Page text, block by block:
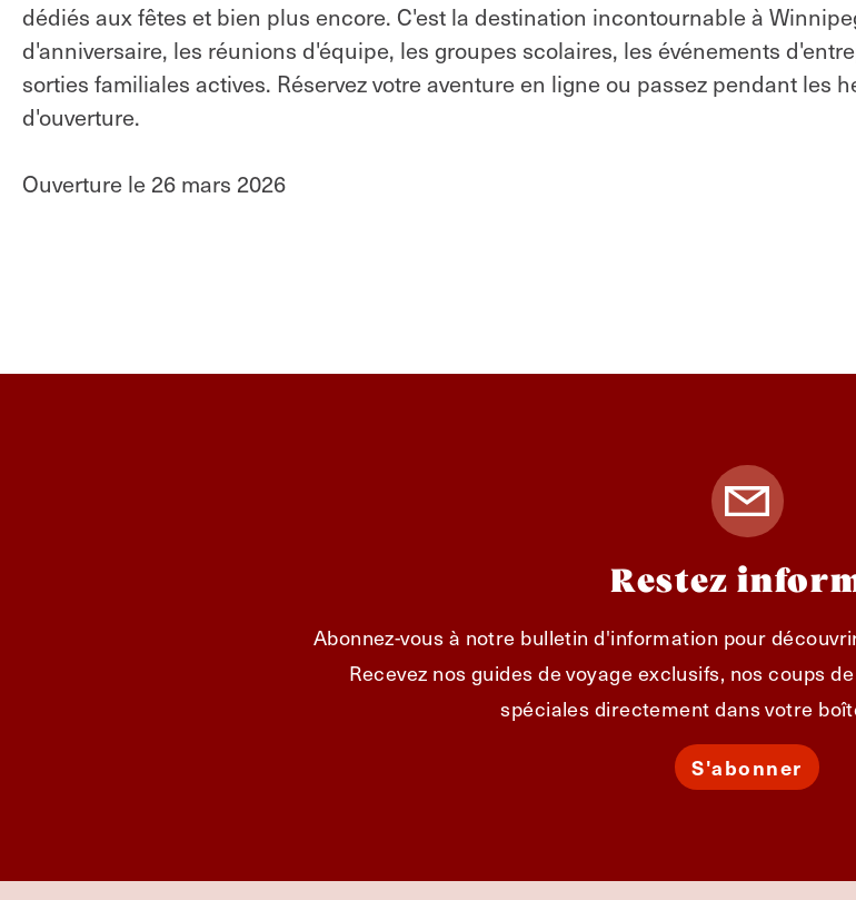
dédiés aux fêtes et bien plus encore. C'est la destination incontournable à
d'anniversaire, les réunions d'équipe, les groupes scolaires, les événements
sorties familiales actives. Réservez votre aventure en ligne ou passez pendant les
d'ouverture.
Ouverture le 26 mars 2026
Restez
Abonnez-vous à notre bulletin d'information pour
Recevez nos guides de voyage exclusifs, nos coups
spéciales directement dans votre
S'abonner